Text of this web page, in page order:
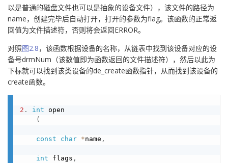
以是普通的磁盘文件也可以是抽象的设备文件），该文件的路径为
name，创建完毕后自动打开，打开的参数为flag。该函数的正常返
回值为文件描述符，否则将会返回ERROR。
对照图2.8，该函数根据设备的名称，从链表中找到该设备对应的设
备号drmNum（该数值即为函数返回的文件描述符），然后以此为
下标就可以找到该类设备的de_create函数指针，从而找到该设备的
create函数。
2 . int open
(
const char *name ,
int flags ,